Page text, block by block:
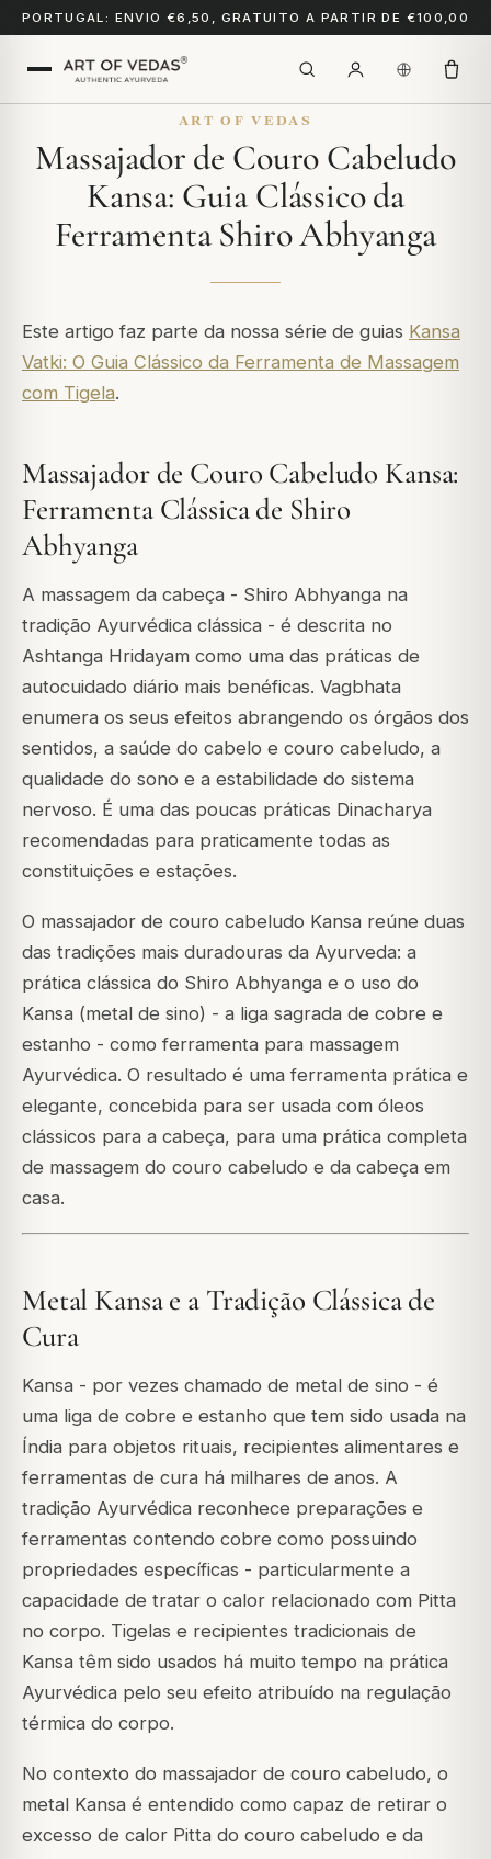
PORTUGAL: ENVIO €6,50, GRATUITO A PARTIR DE €100,00
ART OF VEDAS
Massajador de Couro Cabeludo
Kansa: Guia Clássico da
Ferramenta Shiro Abhyanga
Este artigo faz parte da nossa série de guias Kansa
Vatki: O Guia Clássico da Ferramenta de Massagem
com Tigela.
Massajador de Couro Cabeludo Kansa:
Ferramenta Clássica de Shiro
Abhyanga
A massagem da cabeça - Shiro Abhyanga na
tradição Ayurvédica clássica - é descrita no
Ashtanga Hridayam como uma das práticas de
autocuidado diário mais benéficas. Vagbhata
enumera os seus efeitos abrangendo os órgãos dos
sentidos, a saúde do cabelo e couro cabeludo, a
qualidade do sono e a estabilidade do sistema
nervoso. É uma das poucas práticas Dinacharya
recomendadas para praticamente todas as
constituições e estações.
O massajador de couro cabeludo Kansa reúne duas
das tradições mais duradouras da Ayurveda: a
prática clássica do Shiro Abhyanga e o uso do
Kansa (metal de sino) - a liga sagrada de cobre e
estanho - como ferramenta para massagem
Ayurvédica. O resultado é uma ferramenta prática e
elegante, concebida para ser usada com óleos
clássicos para a cabeça, para uma prática completa
de massagem do couro cabeludo e da cabeça em
casa.
Metal Kansa e a Tradição Clássica de
Cura
Kansa - por vezes chamado de metal de sino - é
uma liga de cobre e estanho que tem sido usada na
Índia para objetos rituais, recipientes alimentares e
ferramentas de cura há milhares de anos. A
tradição Ayurvédica reconhece preparações e
ferramentas contendo cobre como possuindo
propriedades específicas - particularmente a
capacidade de tratar o calor relacionado com Pitta
no corpo. Tigelas e recipientes tradicionais de
Kansa têm sido usados há muito tempo na prática
Ayurvédica pelo seu efeito atribuído na regulação
térmica do corpo.
No contexto do massajador de couro cabeludo, o
metal Kansa é entendido como capaz de retirar o
excesso de calor Pitta do couro cabeludo e da